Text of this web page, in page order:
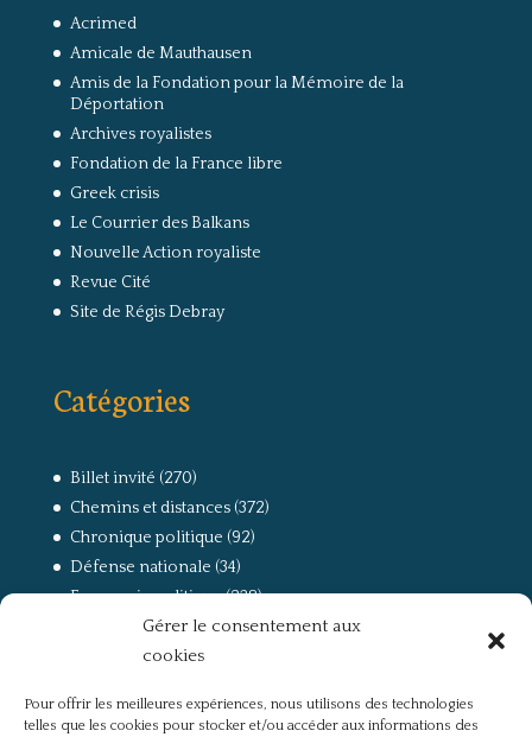
Gérer le consentement aux
cookies
Pour offrir les meilleures expériences, nous utilisons des technologies
telles que les cookies pour stocker et/ou accéder aux informations des
Acrimed
Amicale de Mauthausen
Amis de la Fondation pour la Mémoire de la
Déportation
Archives royalistes
Fondation de la France libre
Greek crisis
Le Courrier des Balkans
Nouvelle Action royaliste
Revue Cité
Site de Régis Debray
Catégories
Billet invité (270)
Chemins et distances(372)
Chronique politique (92)
Défense nationale (34)
Economie politique(238)
(168)
La guerre, la Résistance et la Déportation
Non classé(42)